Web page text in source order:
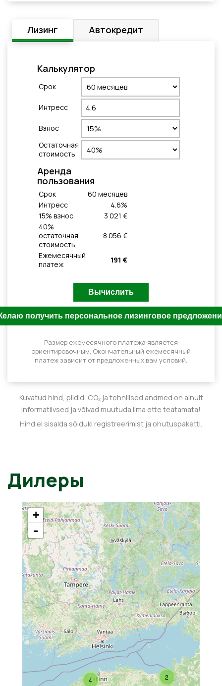
Лизинг Автокредит
Калькулятор
Cрок
Интресс
Взнос
Остаточная
стоимость
Aренда
пользования
Cрок 60 месяцeв
Интресс
4.6%
15% взнос
3 021 €
40%
остаточная
стоимость
8 056 €
Ежемесячный
платеж
191 €
Размер ежемесячного платежа является
ориентировочным. Окончательный ежемесячный
платеж зависит от предложенных вам условий.
Kuvatud hind, pildid, CO₂ ja tehnilised andmed on ainult
informatiivsed ja võivad muutuda ilma ette teatamata!
Hind ei sisalda sõiduki registreerimist ja ohutuspaketti.
Дилеры
2
4
+
-